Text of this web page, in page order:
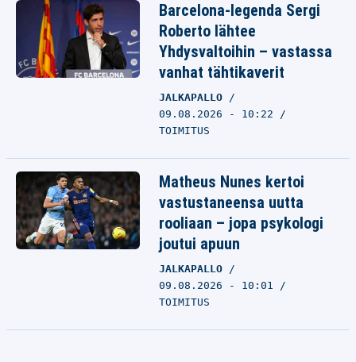
Barcelona-legenda Sergi
Roberto lähtee
Yhdysvaltoihin – vastassa
vanhat tähtikaverit
JALKAPALLO
09.08.2026 - 10:22
TOIMITUS
Matheus Nunes kertoi
vastustaneensa uutta
rooliaan – jopa psykologi
joutui apuun
JALKAPALLO
09.08.2026 - 10:01
TOIMITUS